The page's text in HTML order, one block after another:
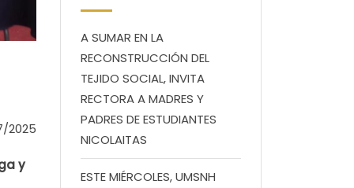
2025
y
A SUMAR EN LA
RECONSTRUCCIÓN DEL
TEJIDO SOCIAL, INVITA
RECTORA A MADRES Y
PADRES DE ESTUDIANTES
NICOLAITAS
ESTE MIÉRCOLES, UMSNH